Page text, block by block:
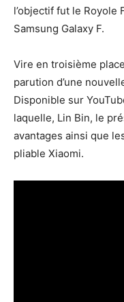
l’objectif fut le Royole
Samsung Galaxy F.
Vire en troisième
parution d’une
Disponible sur
laquelle, Lin Bin, le
avantages ainsi que
pliable Xiaomi.